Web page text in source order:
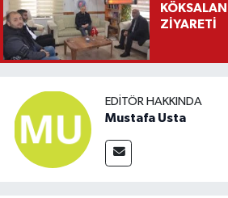
ZİYARETİ
EDITÖR HAKKINDA
Mustafa Usta